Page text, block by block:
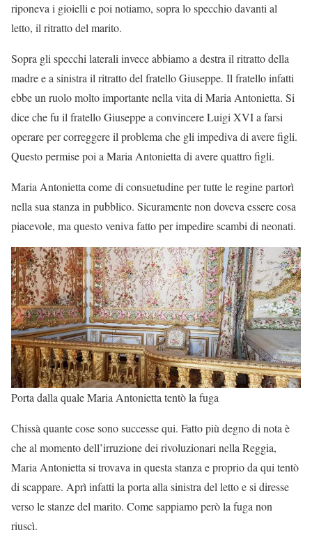
riponeva i gioielli e poi notiamo, sopra lo specchio davanti al
letto, il ritratto del marito.
Sopra gli specchi laterali invece abbiamo a destra il ritratto della
madre e a sinistra il ritratto del fratello Giuseppe. Il fratello infatti
ebbe un ruolo molto importante nella vita di Maria Antonietta. Si
dice che fu il fratello Giuseppe a convincere Luigi XVI a farsi
operare per correggere il problema che gli impediva di avere figli.
Questo permise poi a Maria Antonietta di avere quattro figli.
Maria Antonietta come di consuetudine per tutte le regine partorì
nella sua stanza in pubblico. Sicuramente non doveva essere cosa
piacevole, ma questo veniva fatto per impedire scambi di neonati.
Porta dalla quale Maria Antonietta tentò la fuga
Chissà quante cose sono successe qui. Fatto più degno di nota è
che al momento dell’irruzione dei rivoluzionari nella Reggia,
Maria Antonietta si trovava in questa stanza e proprio da qui tentò
di scappare. Aprì infatti la porta alla sinistra del letto e si diresse
verso le stanze del marito. Come sappiamo però la fuga non
riuscì.